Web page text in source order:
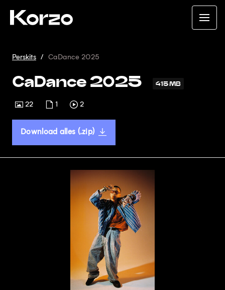
Perskits CaDance 2025
CaDance 2025 415 MB
22 1 2
Download alles (.zip)